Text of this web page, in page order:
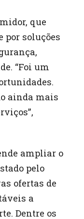
que
por soluções
“Foi um
ainda mais
ampliar o
pelo
ofertas de
a
Dentre os